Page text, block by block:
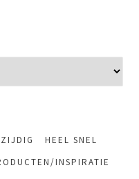
HEEL SNEL
INSPIRATIE